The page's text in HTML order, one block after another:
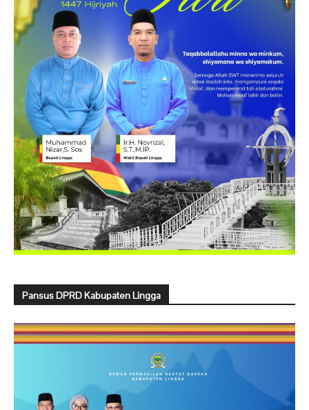
Pansus DPRD Kabupaten Lingga